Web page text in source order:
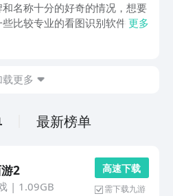
名称十分的好奇的情况，想要
比较专业的看图识别软件，所
识别软件哪个更好用，为大家
更多
载更多
最新榜单
2
| 1.09GB
高 速 下 载
需下载九游